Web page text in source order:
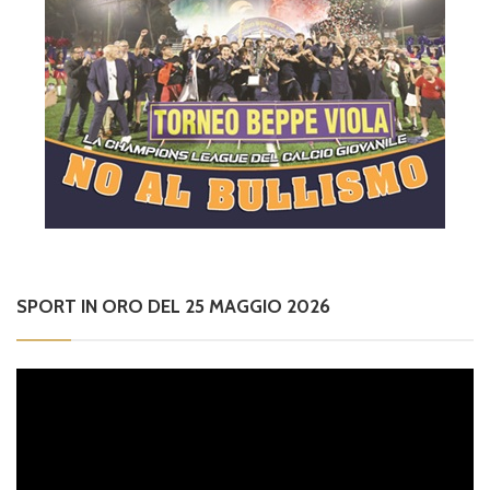
SPORT IN ORO DEL 25 MAGGIO 2026